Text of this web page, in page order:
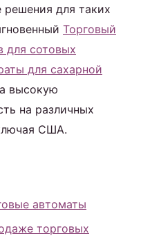
для таких
Торговый
для сотовых
для сахарной
высокую
на различных
США.
автоматы
торговых